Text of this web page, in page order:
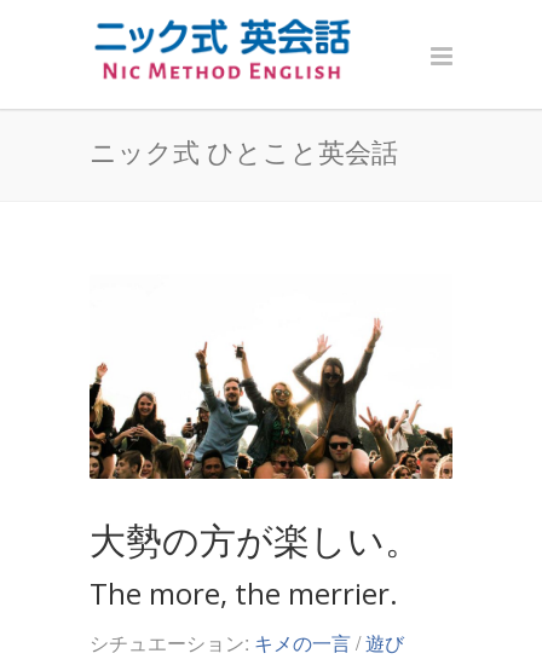
ニック式 ひとこと英会話
大勢の方が楽しい。
The more, the merrier.
シチュエーション: キメの一言/遊び